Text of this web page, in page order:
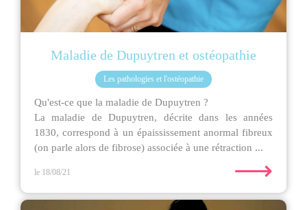
Maladie de Dupuytren et ostéopathie
Les pathologies et l'ostéopathie
Qu'est-ce que la maladie de Dupuytren ?
La maladie de Dupuytren, décrite dans les années
1830, correspond à un épaississement anormal fibreux
(on parle alors de fibrose) associée à une rétraction ...
le 18/08/21 ⟶